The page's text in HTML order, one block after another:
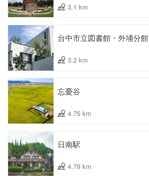
3.1 km
台中市立図書館・外埔分館
3.2 km
忘憂谷
4.75 km
日南駅
4.79 km